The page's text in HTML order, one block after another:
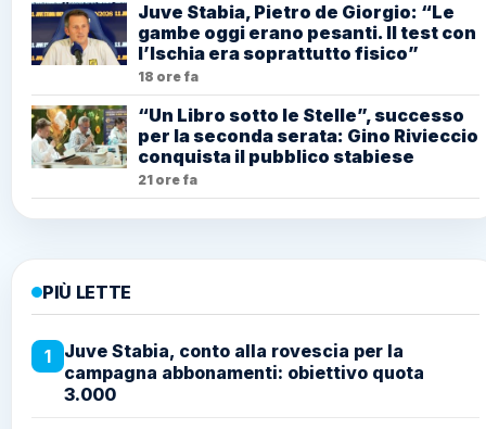
Juve Stabia, Pietro de Giorgio: “Le
gambe oggi erano pesanti. Il test con
l’Ischia era soprattutto fisico”
18 ore fa
“Un Libro sotto le Stelle”, successo
per la seconda serata: Gino Rivieccio
conquista il pubblico stabiese
21 ore fa
PIÙ LETTE
1
Juve Stabia, conto alla rovescia per la
campagna abbonamenti: obiettivo quota
3.000